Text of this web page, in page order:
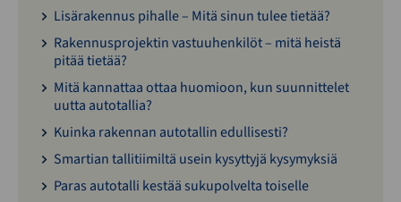
Lisärakennus pihalle – Mitä sinun tulee tietää?
Rakennusprojektin vastuuhenkilöt – mitä heistä
pitää tietää?
Mitä kannattaa ottaa huomioon, kun suunnittelet
uutta autotallia?
Kuinka rakennan autotallin edullisesti?
Smartian tallitiimiltä usein kysyttyjä kysymyksiä
Paras autotalli kestää sukupolvelta toiselle